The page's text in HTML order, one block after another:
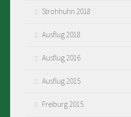
Strohhuhn 2018
Ausflug 2018
Ausflug 2016
Ausflug 2015
Freiburg 2015